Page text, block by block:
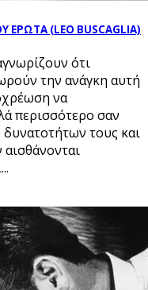
(LEO BUSCAGLIA)
ότι
την ανάγκη αυτή
να
περισσότερο σαν
τους και